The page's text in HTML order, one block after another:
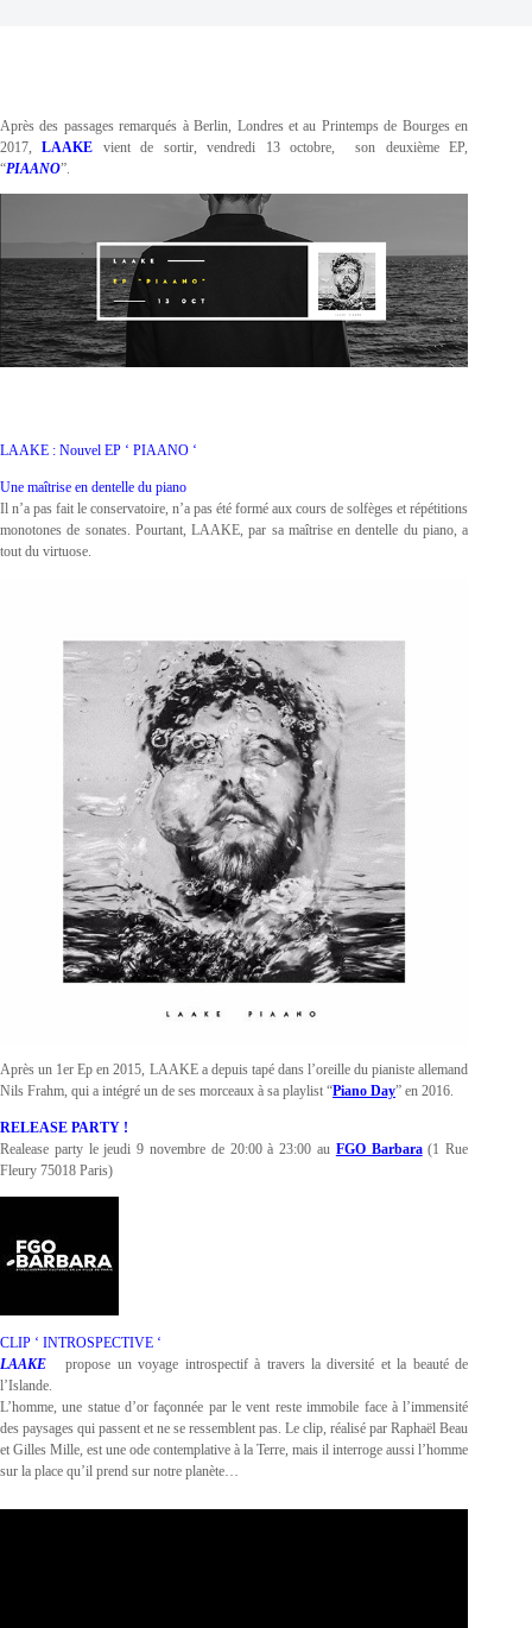
Après des passages remarqués à Berlin, Londres et au Printemps de Bourges en
2017,LAAKE vient de sortir, vendredi 13 octobre, son deuxième EP,
“PIAANO”.
LAAKE : Nouvel EP ‘ PIAANO ‘
Une maîtrise en dentelle du piano
Il n’a pas fait le conservatoire, n’a pas été formé aux cours de solfèges et répétitions
monotones de sonates. Pourtant, LAAKE, par sa maîtrise en dentelle du piano, a
tout du virtuose.
Après un 1er Ep en 2015, LAAKE a depuis tapé dans l’oreille du pianiste allemand
Nils Frahm, qui a intégré un de ses morceaux à sa playlist “Piano Day” en 2016.
RELEASE PARTY !
Realease party le jeudi 9 novembre de 20:00 à 23:00 au FGO Barbara(1 Rue
Fleury 75018 Paris)
CLIP ‘ INTROSPECTIVE ‘
LAAKE propose un voyage introspectif à travers la diversité et la beauté de
l’Islande.
L’homme, une statue d’or façonnée par le vent reste immobile face à l’immensité
des paysages qui passent et ne se ressemblent pas. Le clip, réalisé par Raphaël Beau
et Gilles Mille, est une ode contemplative à la Terre, mais il interroge aussi l’homme
sur la place qu’il prend sur notre planète…